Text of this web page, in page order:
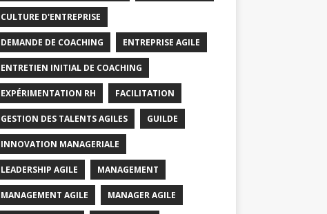
CULTURE D'ENTREPRISE
DEMANDE DE COACHING ENTREPRISE AGILE
ENTRETIEN INITIAL DE COACHING
EXPÉRIMENTATION RH FACILITATION
GESTION DES TALENTS AGILES GUILDE
INNOVATION MANAGERIALE
LEADERSHIP AGILE MANAGEMENT
MANAGEMENT AGILE MANAGER AGILE